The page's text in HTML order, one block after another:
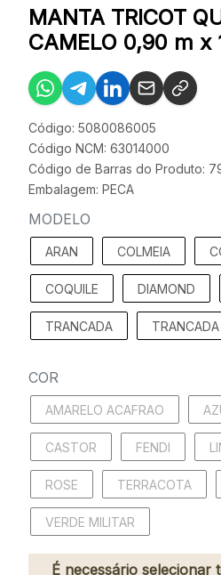
MANTA TRICOT
CAMELO 0,90 m x
Código: 5080086005
Código NCM: 63014000
Código de Barras do Produto:
Embalagem: PECA
MODELO
ARAN COLMEIA
COQUILE DIAMOND
TRANCADA
COR
AMARELO ACAFRAO
CASTOR FENDI
ROSE TERRACOTA
VERDE MILITAR
É necessário selecionar